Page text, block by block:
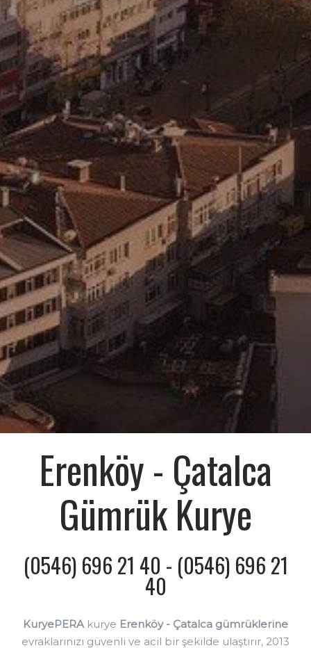
Erenköy - Çatalca
Gümrük Kurye
(0546) 696 21 40 - (0546) 696 21
40
KuryePERA kurye Erenköy - Çatalca gümrüklerine
evraklarınızı güvenli ve acil bir şekilde ulaştırır, 2013